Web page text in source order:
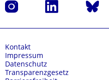
Instagram LinkedIn Bluesky
Kontakt
Impressum
Datenschutz
Transparenzgesetz